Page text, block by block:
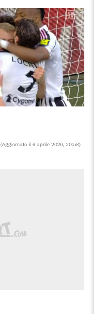
(Aggiornato il 6 aprile 2026, 20:58)